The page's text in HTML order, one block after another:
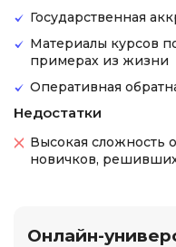
Государственная
Материалы курсов
примерах из жизни
Оперативная
Недостатки
Высокая сложность
новичков, решивших
Онлайн-